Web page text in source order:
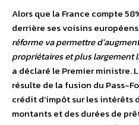
Alors que la France compte
derrière ses voisins
réforme va permettre
propriétaires et plus largement
a déclaré le Premier ministre.
résulte de la fusion du Pass-
crédit d’impôt sur les intérêts
montants et des durées de